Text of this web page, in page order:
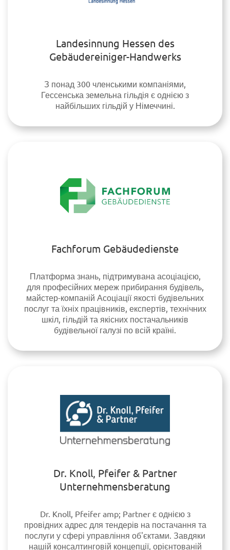
Landesinnung Hessen des
Gebäudereiniger-Handwerks
З понад 300 членськими компаніями,
Гессенська земельна гільдія є однією з
найбільших гільдій у Німеччині.
Fachforum Gebäudedienste
Платформа знань, підтримувана асоціацією,
для професійних мереж прибирання будівель,
майстер-компаній Асоціації якості будівельних
послуг та їхніх працівників, експертів, технічних
шкіл, гільдій та якісних постачальників
будівельної галузі по всій країні.
Dr. Knoll, Pfeifer & Partner
Unternehmensberatung
Dr. Knoll, Pfeifer amp; Partner є однією з
провідних адрес для тендерів на постачання та
послуги у сфері управління об'єктами. Завдяки
нашій консалтинговій концепції, орієнтованій